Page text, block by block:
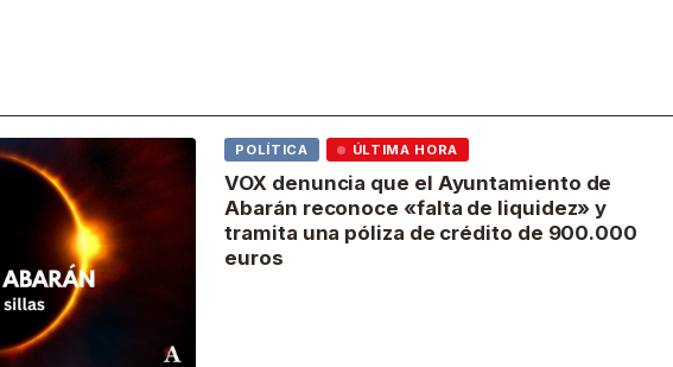
POLÍTICA ÚLTIMA HORA
VOX denuncia que el Ayuntamiento de
Abarán reconoce «falta de liquidez» y
tramita una póliza de crédito de 900.000
euros